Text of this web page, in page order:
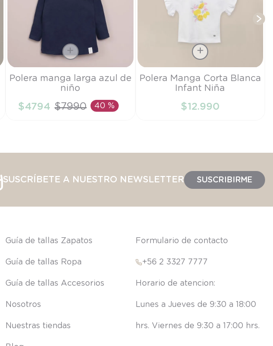
Talla
AÑADIR AL CARRITO
Polera manga larga azul de
niño
$4794 $7990 40 %
Talla
AÑADIR AL CARRITO
Polera Manga Corta Blanca
Infant Niña
$12.990
SUSCRÍBETE A NUESTRO NEWSLETTER SUSCRIBIRME
Guía de tallas Zapatos
Guía de tallas Ropa
Guía de tallas Accesorios
Nosotros
Nuestras tiendas
Formulario de contacto
+56 2 3327 7777
Lunes a Jueves de 9:30 a 18:00
hrs. Viernes de 9:30 a 17:00 hrs.